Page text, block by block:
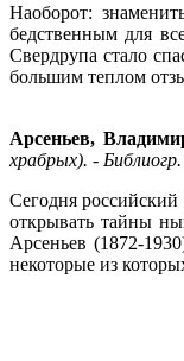
Наоборот:
бедственным для
Свердрупа стало
большим теплом
Арсеньев,
храбрых). -
Сегодня
открывать тайны
Арсеньев (1872-
некоторые из